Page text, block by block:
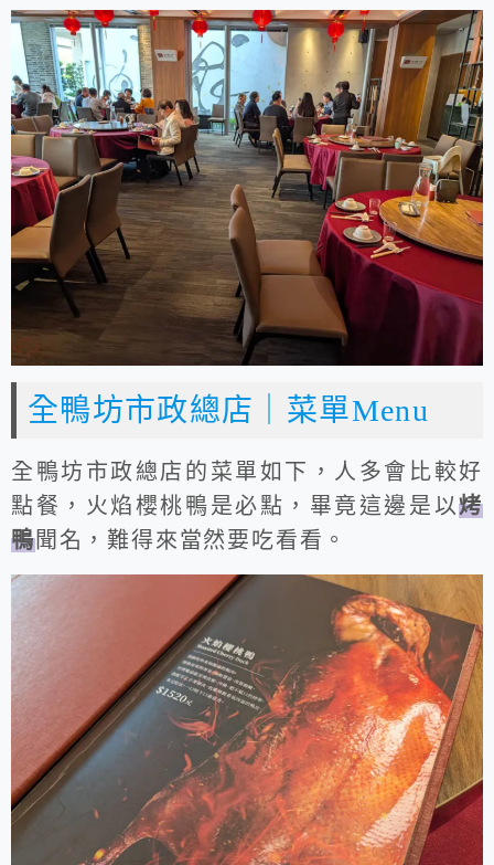
全鴨坊市政總店｜菜單Menu
全鴨坊市政總店的菜單如下，人多會比較好
點餐，火焰櫻桃鴨是必點，畢竟這邊是以烤
鴨聞名，難得來當然要吃看看。